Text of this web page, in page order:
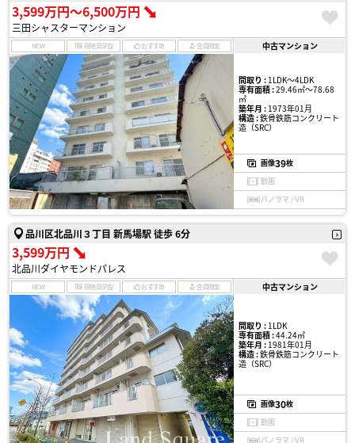
3,599万円〜6,500万円
三田シャスターマンション
NEW 現地見学会 おすすめ 会員限定 中古マンション
間取り :1LDK〜4LDK
専有面積 :29.46㎡〜78.68
㎡
築年月 :1973年01月
構造 :鉄骨鉄筋コンクリート
造（SRC）
画像39枚
動画
パノラマ / VR
品川区北品川３丁目 新馬場駅 徒歩 6分
3,599万円
北品川ダイヤモンドパレス
NEW 現地見学会 おすすめ 会員限定 中古マンション
間取り :1LDK
専有面積 :44.24㎡
築年月 :1981年01月
構造 :鉄骨鉄筋コンクリート
造（SRC）
画像30枚
動画
パノラマ / VR